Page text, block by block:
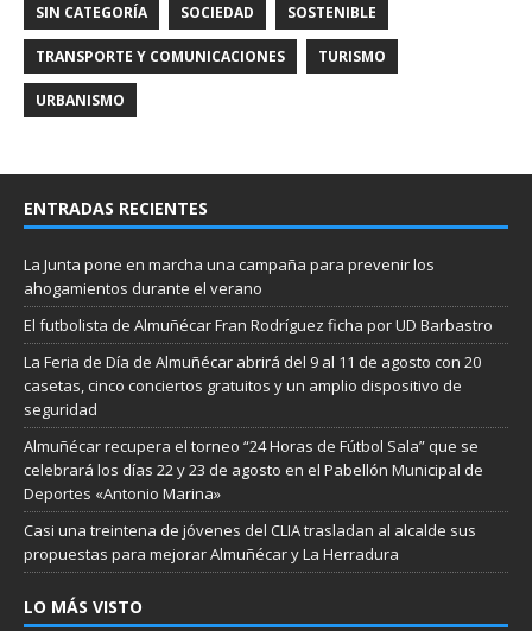
SIN CATEGORÍA SOCIEDAD SOSTENIBLE
TRANSPORTE Y COMUNICACIONES TURISMO
URBANISMO
ENTRADAS RECIENTES
La Junta pone en marcha una campaña para prevenir los
ahogamientos durante el verano
El futbolista de Almuñécar Fran Rodríguez ficha por UD Barbastro
La Feria de Día de Almuñécar abrirá del 9 al 11 de agosto con 20
casetas, cinco conciertos gratuitos y un amplio dispositivo de
seguridad
Almuñécar recupera el torneo “24 Horas de Fútbol Sala” que se
celebrará los días 22 y 23 de agosto en el Pabellón Municipal de
Deportes «Antonio Marina»
Casi una treintena de jóvenes del CLIA trasladan al alcalde sus
propuestas para mejorar Almuñécar y La Herradura
LO MÁS VISTO